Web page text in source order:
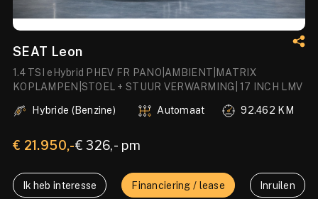
SEAT Leon
1.4 TSI eHybrid PHEV FR PANO|AMBIENT|MATRIX
KOPLAMPEN|STOEL + STUUR VERWARMING| 17 INCH LMV
Hybride (Benzine)
Automaat 92.462 KM
€ 21.950,-€ 326,- pm
Ik heb interesse Financiering / lease Inruilen